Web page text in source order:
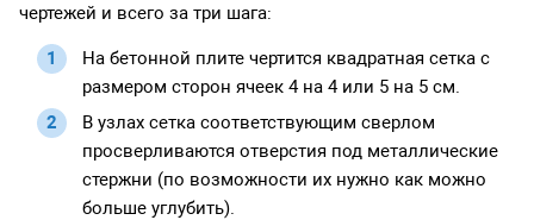
чертежей и всего за три шага:
На бетонной плите чертится квадратная сетка с
размером сторон ячеек 4 на 4 или 5 на 5 см.
В узлах сетка соответствующим сверлом
просверливаются отверстия под металлические
стержни (по возможности их нужно как можно
больше углубить).